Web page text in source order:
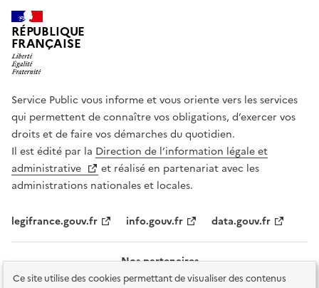
Ce site utilise des cookies permettant de visualiser des contenus
RÉPUBLIQUE
FRANÇAISE
Service Public vous informe et vous oriente vers les services
qui permettent de connaître vos obligations, d’exercer vos
droits et de faire vos démarches du quotidien.
Il est édité par la Direction de l’information légale et
administrative
et réalisé en partenariat avec les
administrations nationales et locales.
legifrance.gouv.fr info.gouv.fr data.gouv.fr
Nos partenaires